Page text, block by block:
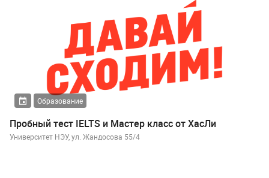
Образование
Пробный тест IELTS и Мастер класс от ХасЛи
Университет НЭУ, ул. Жандосова 55/4